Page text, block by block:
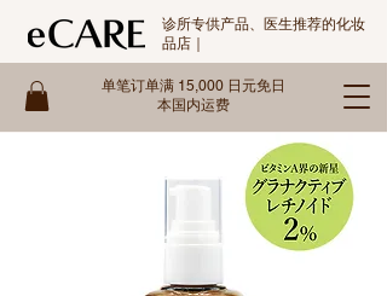
单笔订单满 15,000 日元免日
本国内运费
诊所专供产品、医生推荐的化妆
品店｜